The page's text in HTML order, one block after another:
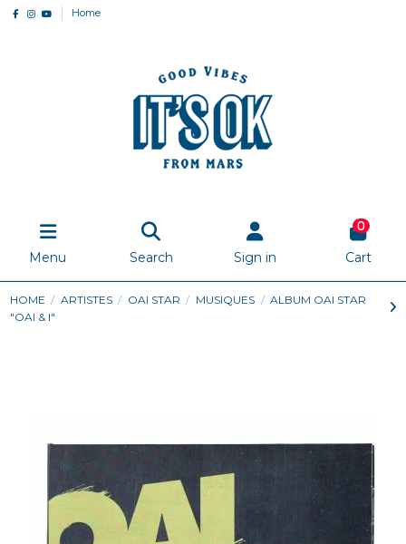
Home
Menu Search Sign in
0
Cart
HOME ARTISTES OAI STAR MUSIQUES
ALBUM OAI STAR
"OAI & I"